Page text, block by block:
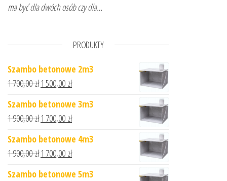
ma być dla dwóch osób czy dla…
PRODUKTY
Szambo betonowe 2m3
1 700,00zł 1 500,00 zł
Szambo betonowe 3m3
1 900,00zł 1 700,00 zł
Szambo betonowe 4m3
1 900,00zł 1 700,00 zł
Szambo betonowe 5m3